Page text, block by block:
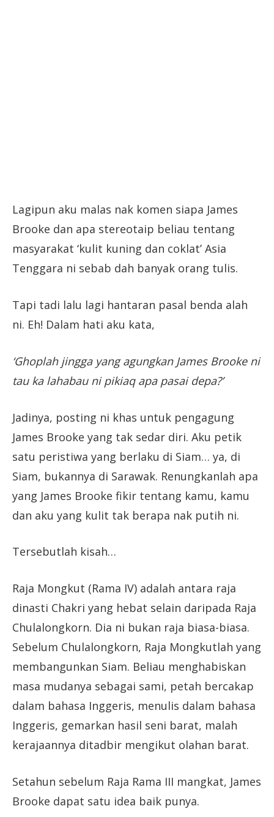
Lagipun aku malas nak komen siapa James
Brooke dan apa stereotaip beliau tentang
masyarakat ‘kulit kuning dan coklat’ Asia
Tenggara ni sebab dah banyak orang tulis.
Tapi tadi lalu lagi hantaran pasal benda alah
ni. Eh! Dalam hati aku kata,
‘Ghoplah jingga yang agungkan James Brooke ni
tau ka lahabau ni pikiaq apa pasai depa?’
Jadinya, posting ni khas untuk pengagung
James Brooke yang tak sedar diri. Aku petik
satu peristiwa yang berlaku di Siam… ya, di
Siam, bukannya di Sarawak. Renungkanlah apa
yang James Brooke fikir tentang kamu, kamu
dan aku yang kulit tak berapa nak putih ni.
Tersebutlah kisah…
Raja Mongkut (Rama IV) adalah antara raja
dinasti Chakri yang hebat selain daripada Raja
Chulalongkorn. Dia ni bukan raja biasa-biasa.
Sebelum Chulalongkorn, Raja Mongkutlah yang
membangunkan Siam. Beliau menghabiskan
masa mudanya sebagai sami, petah bercakap
dalam bahasa Inggeris, menulis dalam bahasa
Inggeris, gemarkan hasil seni barat, malah
kerajaannya ditadbir mengikut olahan barat.
Setahun sebelum Raja Rama III mangkat, James
Brooke dapat satu idea baik punya.